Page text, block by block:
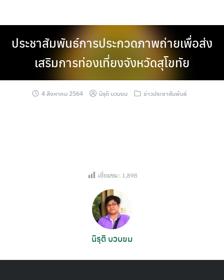
content
ประชาสัมพันธ์การประกวดภาพถ่ายเพื่อส่ง
เสริมการท่องเที่ยงจังหวัดสุโขทัย
4 สิงหาคม 2564 นิรุติ บวบขม ข่าวประชาสัมพันธ์
เยี่ยมชม : 1,898
นิรุติ บวบขม